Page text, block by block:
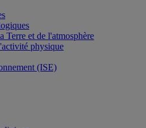
Terre et de l'atmosphère
physique
(ISE)